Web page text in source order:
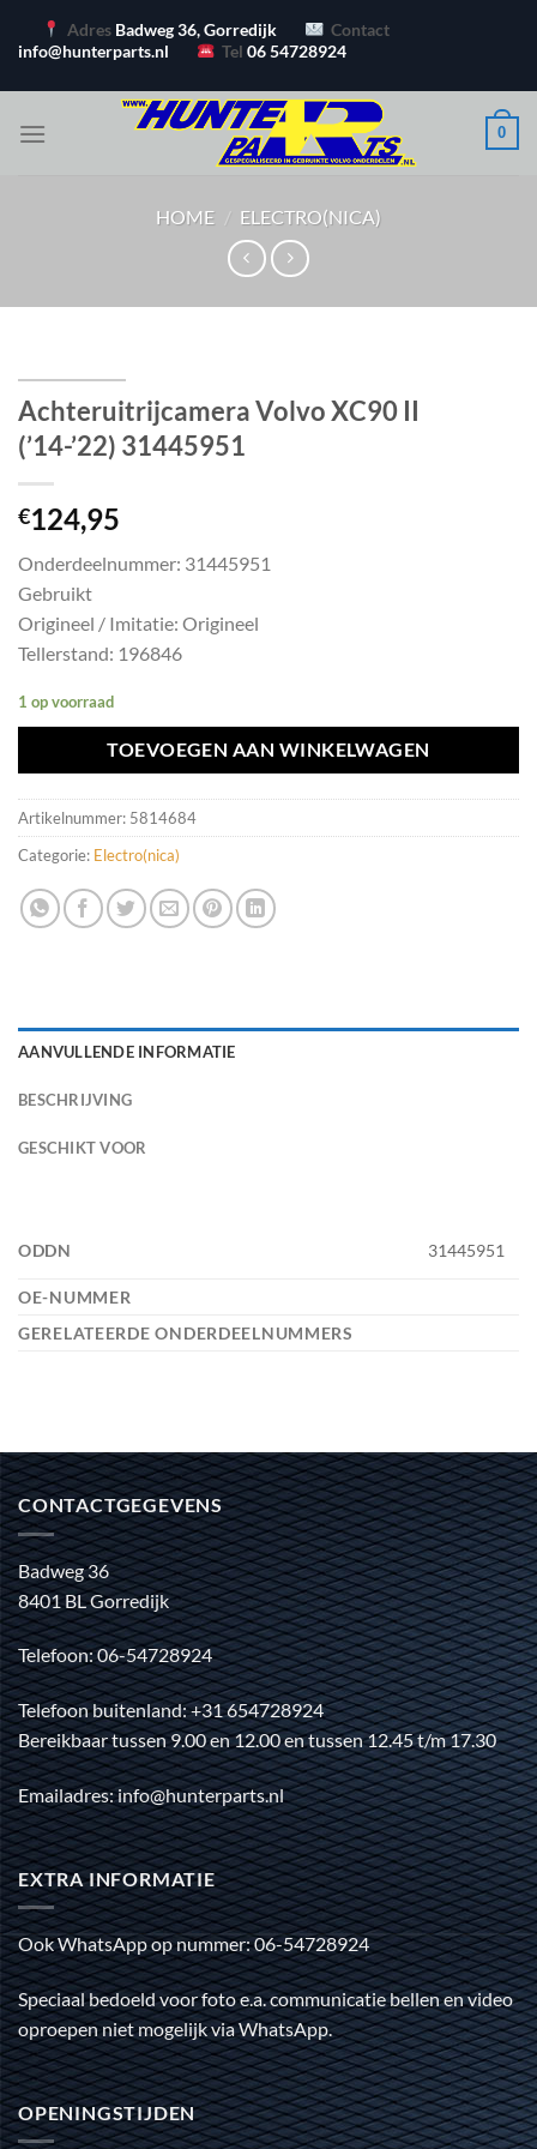
naar
Adres Badweg 36, Gorredijk
Contact
info@hunterparts.nl
Tel06 54728924
0
HOME / ELECTRO(NICA)
Achteruitrijcamera Volvo XC90 II
(’14-’22) 31445951
€124,95
Onderdeelnummer: 31445951
Gebruikt
Origineel / Imitatie: Origineel
Tellerstand: 196846
1 op voorraad
TOEVOEGEN AAN WINKELWAGEN
Artikelnummer: 5814684
Categorie: Electro(nica)
AANVULLENDE INFORMATIE
BESCHRIJVING
GESCHIKT VOOR
ODDN 31445951
OE-NUMMER
GERELATEERDE ONDERDEELNUMMERS
CONTACTGEGEVENS
Badweg 36
8401 BL Gorredijk
Telefoon: 06-54728924
Telefoon buitenland: +31 654728924
Bereikbaar tussen 9.00 en 12.00 en tussen 12.45 t/m 17.30
Emailadres: info@hunterparts.nl
EXTRA INFORMATIE
Ook WhatsApp op nummer: 06-54728924
Speciaal bedoeld voor foto e.a. communicatie bellen en video
oproepen niet mogelijk via WhatsApp.
OPENINGSTIJDEN